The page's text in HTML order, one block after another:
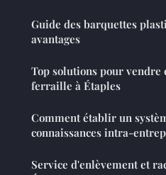
Guide des barquettes
avantages
Top solutions pour vendre
ferraille à Étaples
Comment établir un
connaissances intra-
Service d'enlèvement et